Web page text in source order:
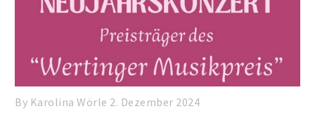
By Karolina Wörle 2. Dezember 2024